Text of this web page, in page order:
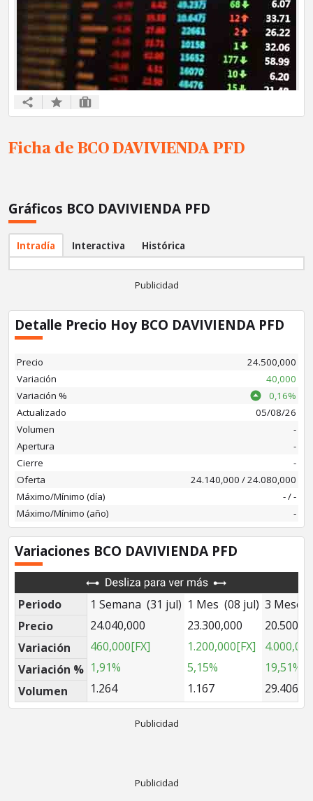
Ficha de BCO DAVIVIENDA PFD
Gráficos BCO DAVIVIENDA PFD
Intradía Interactiva Histórica
Publicidad
Detalle Precio Hoy BCO DAVIVIENDA PFD
Precio
24.500,000
Variación
40,000
Variación %
0,16%
Actualizado
05/08/26
Volumen
-
Apertura
-
Cierre
-
Oferta
24.140,000 / 24.080,000
Máximo/Mínimo (día)
-/-
Máximo/Mínimo (año)
-
Variaciones BCO DAVIVIENDA PFD
Periodo
Precio
Variación
Variación %
Volumen
1 Semana (31 jul)
24.040,000
460,000[FX]
1,91%
1.264
1 Mes (08 jul)
23.300,000
1.200,000[FX]
5,15%
1.167
3 Meses
19,51%
29.406
Publicidad
Publicidad